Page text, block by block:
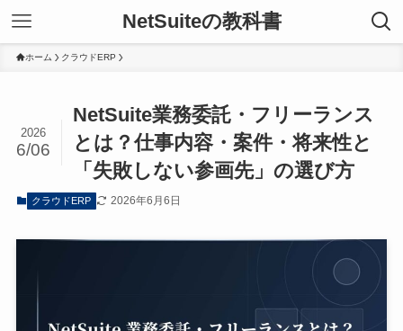
NetSuiteの教科書
ホーム クラウドERP
NetSuite業務委託・フリーランス
とは？仕事内容・案件・将来性と
「失敗しない参画先」の選び方
2026
6/06
クラウドERP 2026年6月6日